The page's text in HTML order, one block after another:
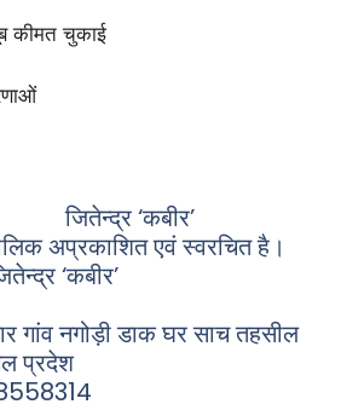
कीमत चुकाई
‘कबीर’
अप्रकाशित एवं स्वरचित है।
‘कबीर’
गांव नगोड़ी डाक घर साच तहसील
प्रदेश